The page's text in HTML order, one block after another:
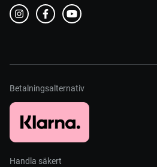
Betalningsalternativ
Handla säkert